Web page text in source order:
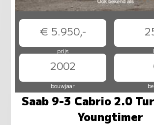
€ 5.950,-
prijs
2002
bouwjaar
Saab 9-3 Cabrio 2.0
Youngtimer